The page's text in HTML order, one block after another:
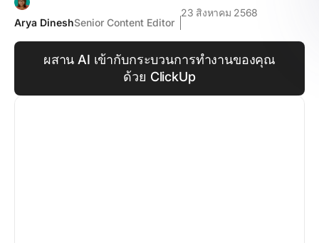
Arya DineshSenior Content Editor
23 สิงหาคม 2568
ผสาน AI เข้ากับกระบวนการทำงานของคุณ
ด้วย ClickUp